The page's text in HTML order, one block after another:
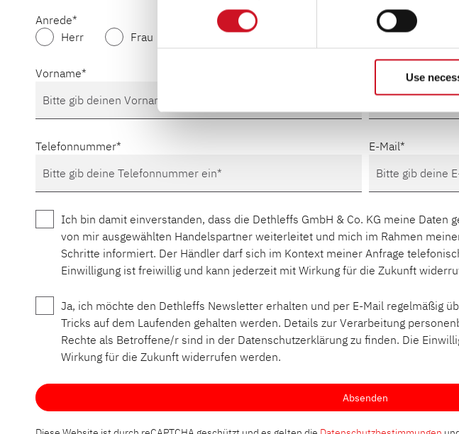
Use
Anrede
Herr
Frau Familie
Vorname Nachname
Telefonnummer E-Mail
Ich bin damit einverstanden, dass die Dethleffs GmbH & Co. KG meine Daten
von mir ausgewählten Handelspartner weiterleitet und mich im Rahmen
Schritte informiert. Der Händler darf sich im Kontext meiner Anfrage
Einwilligung ist freiwillig und kann jederzeit mit Wirkung für die Zukunft
Ja, ich möchte den Dethleffs Newsletter erhalten und per E-Mail regelmäßig
Tricks auf dem Laufenden gehalten werden. Details zur Verarbeitung
Rechte als Betroffene/r sind in der Datenschutzerklärung zu finden. Die
Wirkung für die Zukunft widerrufen werden.
Absenden